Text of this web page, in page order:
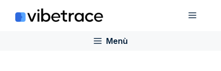
Menù
Menù